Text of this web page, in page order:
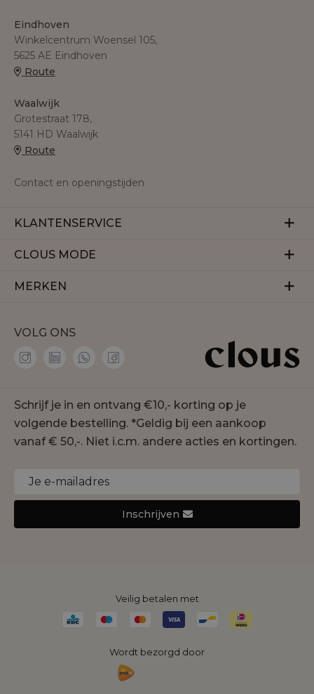
Eindhoven
Winkelcentrum Woensel 105,
5625 AE Eindhoven
Route
Waalwijk
Grotestraat 178,
5141 HD Waalwijk
Route
Contact en openingstijden
KLANTENSERVICE
Veelgestelde vragen
Betalen
CLOUS MODE
Over ons
Membership
Onze winkels
Duurzaamheid
Cookie statement
MERKEN
Accentil
Amaya Amsterdam
Geisha
Gustav
Jansen Amsterdam
Monari
Nukus
Rino&Pelle
VOLG ONS
Schrijf je in en ontvang €10,- korting op je
volgende bestelling. *Geldig bij een aankoop
vanaf € 50,-. Niet i.c.m. andere acties en kortingen.
Inschrijven
Veilig betalen met
Wordt bezorgd door